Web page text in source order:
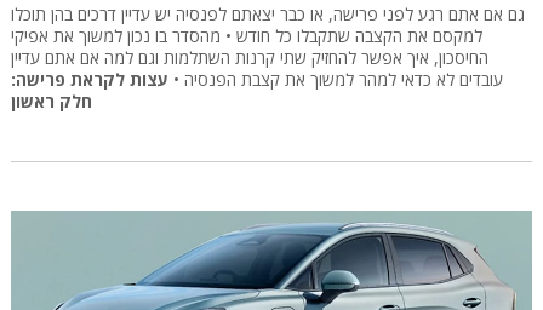
גם אם אתם רגע לפני פרישה, או כבר יצאתם לפנסיה יש עדיין דרכים בהן תוכלו
למקסם את הקצבה שתקבלו כל חודש • מהסדר בו נכון למשוך את אפיקי
החיסכון, איך אפשר להחזיק שתי קרנות השתלמות וגם למה אם אתם עדיין
עובדים לא כדאי למהר למשוך את קצבת הפנסיה • עצות לקראת פרישה:
חלק ראשון